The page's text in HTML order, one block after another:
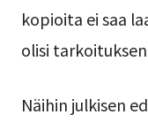
kopioita ei saa
olisi
Näihin julkisen